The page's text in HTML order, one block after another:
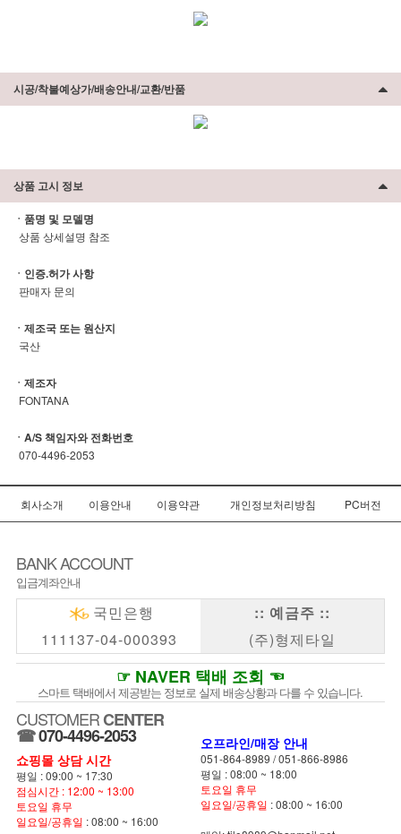
시공/착불예상가/배송안내/교환/반품
상품 고시 정보
ㆍ품명 및 모델명
상품 상세설명 참조
ㆍ인증.허가 사항
판매자 문의
ㆍ제조국 또는 원산지
국산
ㆍ제조자
FONTANA
ㆍA/S 책임자와 전화번호
070-4496-2053
회사소개 이용안내 이용약관 개인정보처리방침 PC버전
BANK ACCOUNT
입금계좌안내
국민은행
111137-04-000393
:: 예금주 ::
(주)형제타일
☞ NAVER 택배 조회 ☜
스마트 택배에서 제공받는 정보로 실제 배송상황과 다를 수 있습니다.
CUSTOMERCENTER
☎070-4496-2053
쇼핑몰 상담 시간
평일 : 09:00 ~ 17:30
점심시간 : 12:00 ~ 13:00
토요일 휴무
일요일/공휴일 : 08:00 ~ 16:00
오프라인/매장 안내
051-864-8989 /051-866-8986
평일 : 08:00 ~ 18:00
토요일 휴무
일요일/공휴일 : 08:00 ~ 16:00